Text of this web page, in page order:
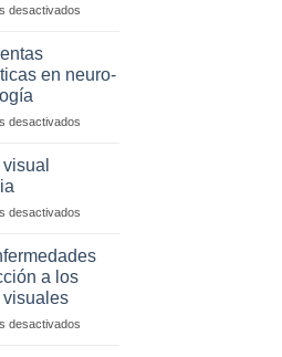
¿Cuándo?
desactivadosen
los
oculares
en neuro-
desactivadosen
oftalmología
desactivadosen
a los
desactivadosen